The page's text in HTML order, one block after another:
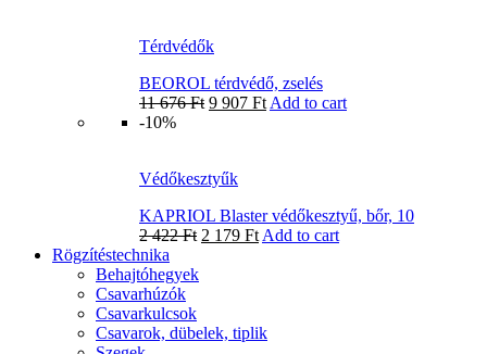
Térdvédők
BEOROL térdvédő, zselés
11 676Ft 9 907 Ft Add to cart
-10%
Védőkesztyűk
KAPRIOL Blaster védőkesztyű, bőr, 10
2 422Ft 2 179 Ft Add to cart
Rögzítéstechnika
Behajtóhegyek
Csavarhúzók
Csavarkulcsok
Csavarok, dübelek, tiplik